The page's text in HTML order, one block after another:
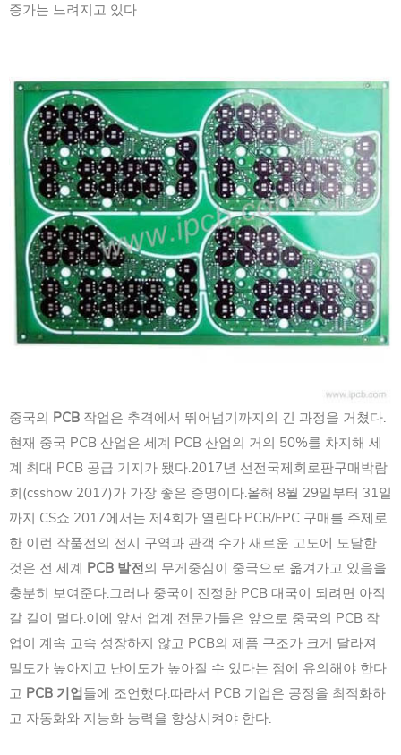
증가는 느려지고 있다
중국의 PCB 작업은 추격에서 뛰어넘기까지의 긴 과정을 거쳤다.
현재 중국 PCB 산업은 세계 PCB 산업의 거의 50%를 차지해 세
계 최대 PCB 공급 기지가 됐다.2017년 선전국제회로판구매박람
회(csshow 2017)가 가장 좋은 증명이다.올해 8월 29일부터 31일
까지 CS쇼 2017에서는 제4회가 열린다.PCB/FPC 구매를 주제로
한 이런 작품전의 전시 구역과 관객 수가 새로운 고도에 도달한
것은 전 세계 PCB 발전의 무게중심이 중국으로 옮겨가고 있음을
충분히 보여준다.그러나 중국이 진정한 PCB 대국이 되려면 아직
갈 길이 멀다.이에 앞서 업계 전문가들은 앞으로 중국의 PCB 작
업이 계속 고속 성장하지 않고 PCB의 제품 구조가 크게 달라져
밀도가 높아지고 난이도가 높아질 수 있다는 점에 유의해야 한다
고 PCB 기업 들에 조언했다.따라서 PCB 기업은 공정을 최적화하
고 자동화와 지능화 능력을 향상시켜야 한다.